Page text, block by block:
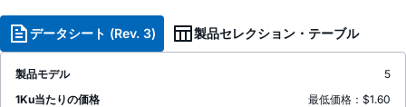
データシート (Rev. 3) 製品セレクション・テーブル
製品モデル
5
1Ku当たりの価格
最低価格：$1.60